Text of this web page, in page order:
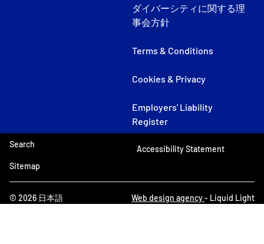
ダイバーシティに関する理
事会方針
Terms & Conditions
Cookies & Privacy
Employers' Liability
Register
© 2026 日本語
Search
Sitemap
Accessibility Statement
Web design agency- Liquid Light